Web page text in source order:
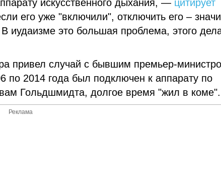
искусственного дыхания,— цитирует
его уже "включили", отключить его –
иудаизме это большая проблема, этого
привел случай с бывшим премьер-
по 2014 года был подключен каппарату по
Гольдшмидта, долгое время "жил в коме".
Реклама